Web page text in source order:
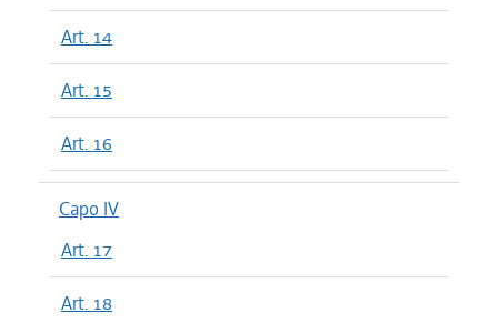
Art. 14
Art. 15
Art. 16
Capo IV
Art. 17
Art. 18